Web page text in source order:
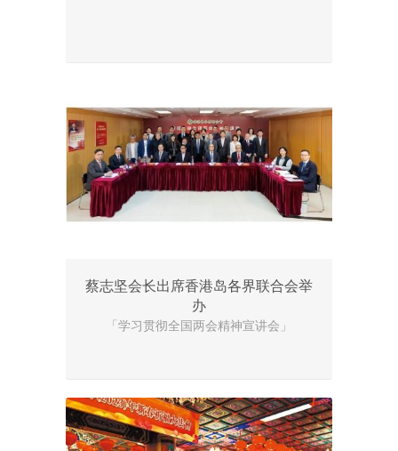
蔡志坚会长出席香港岛各界联合会举
办
「学习贯彻全国两会精神宣讲会」